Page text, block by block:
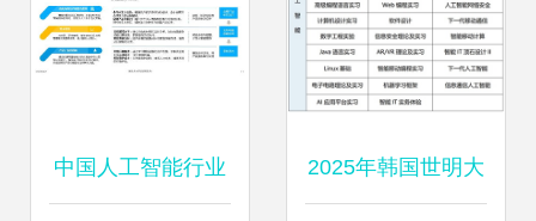
中国人工智能行业 2025年韩国世明大